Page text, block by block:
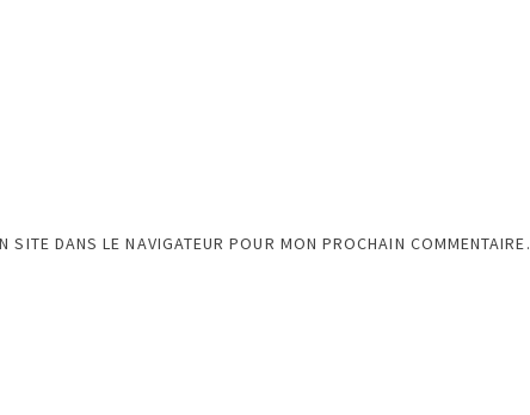
DANS LE NAVIGATEUR POUR MON PROCHAIN COMMENTAIRE.